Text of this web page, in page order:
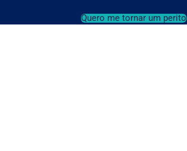
Quero me tornar um perito